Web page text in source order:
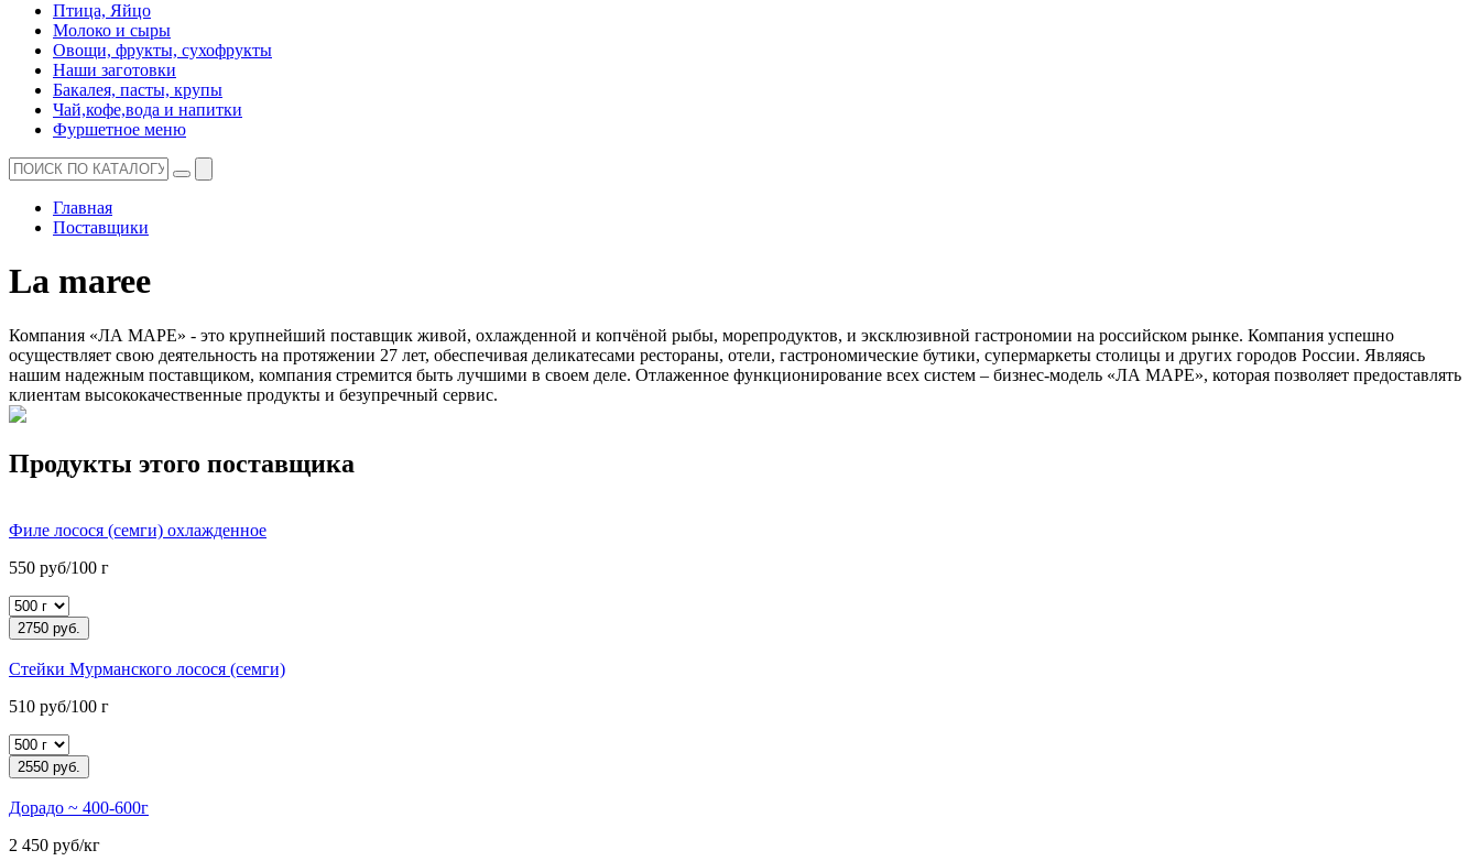
Птица, Яйцо
Молоко и сыры
Овощи, фрукты, сухофрукты
Наши заготовки
Бакалея, пасты, крупы
Чай,кофе,вода и напитки
Фуршетное меню
Главная
Поставщики
La maree
Компания «ЛА МАРЕ» - это крупнейший поставщик живой, охлажденной и копчёной рыбы, морепродуктов, и эксклюзивной гастрономии на российском рынке. Компания успешно
осуществляет свою деятельность на протяжении 27 лет, обеспечивая деликатесами рестораны, отели, гастрономические бутики, супермаркеты столицы и других городов России. Являясь
нашим надежным поставщиком, компания стремится быть лучшими в своем деле. Отлаженное функционирование всех систем – бизнес-модель «ЛА МАРЕ», которая позволяет предоставлять
клиентам высококачественные продукты и безупречный сервис.
Продукты этого поставщика
Филе лосося (семги) охлажденное
550 руб/100 г
2750 руб.
Стейки Мурманского лосося (семги)
510 руб/100 г
2550 руб.
Дорадо ~ 400-600г
2 450 руб/кг